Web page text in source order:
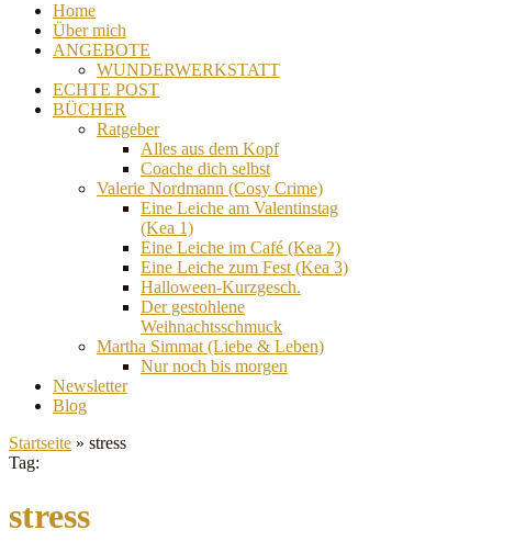
Home
Über mich
ANGEBOTE
WUNDERWERKSTATT
ECHTE POST
BÜCHER
Ratgeber
Alles aus dem Kopf
Coache dich selbst
Valerie Nordmann (Cosy Crime)
Eine Leiche am Valentinstag
(Kea 1)
Eine Leiche im Café (Kea 2)
Eine Leiche zum Fest (Kea 3)
Halloween-Kurzgesch.
Der gestohlene
Weihnachtsschmuck
Martha Simmat (Liebe & Leben)
Nur noch bis morgen
Newsletter
Blog
Startseite » stress
Tag:
stress